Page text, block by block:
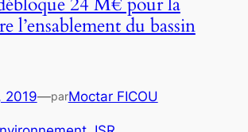
l’ensablement du bassin
2019—parMoctar FICOU